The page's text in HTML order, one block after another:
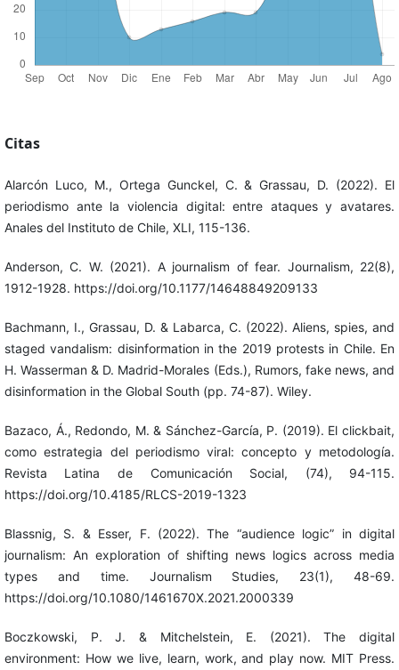
Citas
Alarcón Luco, M., Ortega Gunckel, C. & Grassau, D. (2022). El
periodismo ante la violencia digital: entre ataques y avatares.
Anales del Instituto de Chile, XLI, 115-136.
Anderson, C. W. (2021). A journalism of fear. Journalism, 22(8),
1912-1928. https://doi.org/10.1177/14648849209133
Bachmann, I., Grassau, D. & Labarca, C. (2022). Aliens, spies, and
staged vandalism: disinformation in the 2019 protests in Chile. En
H. Wasserman & D. Madrid-Morales (Eds.), Rumors, fake news, and
disinformation in the Global South (pp. 74-87). Wiley.
Bazaco, Á., Redondo, M. & Sánchez-García, P. (2019). El clickbait,
como estrategia del periodismo viral: concepto y metodología.
Revista Latina de Comunicación Social, (74), 94-115.
https://doi.org/10.4185/RLCS-2019-1323
Blassnig, S. & Esser, F. (2022). The “audience logic” in digital
journalism: An exploration of shifting news logics across media
types and time. Journalism Studies, 23(1), 48-69.
https://doi.org/10.1080/1461670X.2021.2000339
Boczkowski, P. J. & Mitchelstein, E. (2021). The digital
environment: How we live, learn, work, and play now. MIT Press.